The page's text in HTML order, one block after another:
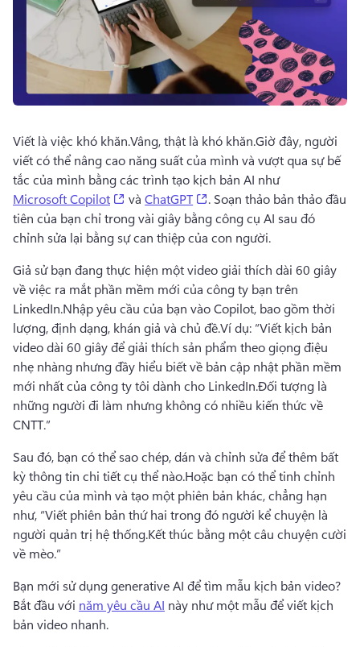
Viết là việc khó khăn.Vâng, thật là khó khăn.Giờ đây, người
viết có thể nâng cao năng suất của mình và vượt qua sự bế
tắc của mình bằng các trình tạo kịch bản AI như
Microsoft Copilot
(opens in a new tab)
và ChatGPT (opens in a new tab)
. Soạn thảo bản thảo đầu
tiên của bạn chỉ trong vài giây bằng công cụ AI sau đó
chỉnh sửa lại bằng sự can thiệp của con người.
Giả sử bạn đang thực hiện một video giải thích dài 60 giây
về việc ra mắt phần mềm mới của công ty bạn trên
LinkedIn.Nhập yêu cầu của bạn vào Copilot, bao gồm thời
lượng, định dạng, khán giả và chủ đề.Ví dụ: “Viết kịch bản
video dài 60 giây để giải thích sản phẩm theo giọng điệu
nhẹ nhàng nhưng đầy hiểu biết về bản cập nhật phần mềm
mới nhất của công ty tôi dành cho LinkedIn.Đối tượng là
những người đi làm nhưng không có nhiều kiến ​​thức về
CNTT.”
Sau đó, bạn có thể sao chép, dán và chỉnh sửa để thêm bất
kỳ thông tin chi tiết cụ thể nào.Hoặc bạn có thể tinh chỉnh
yêu cầu của mình và tạo một phiên bản khác, chẳng hạn
như, “Viết phiên bản thứ hai trong đó người kể chuyện là
người quản trị hệ thống.Kết thúc bằng một câu chuyện cười
về mèo.”
Bạn mới sử dụng generative AI để tìm mẫu kịch bản video?
Bắt đầu với năm yêu cầu AI này như một mẫu để viết kịch
bản video nhanh.